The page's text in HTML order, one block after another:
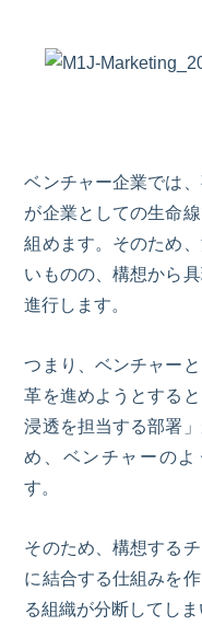
ベンチャー企業では
が企業としての生命
組めます。そのため
いものの、構想から
進行します。
つまり、ベンチャー
革を進めようとする
浸透を担当する部署
め、ベンチャーの
す。
そのため、構想する
に結合する仕組みを
る組織が分断してしま